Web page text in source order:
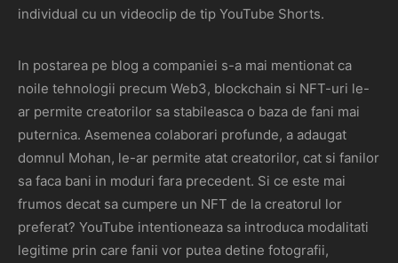
individual cu un videoclip de tip YouTube Shorts.
In postarea pe blog a companiei s-a mai mentionat ca
noile tehnologii precum Web3, blockchain si NFT-uri le-
ar permite creatorilor sa stabileasca o baza de fani mai
puternica. Asemenea colaborari profunde, a adaugat
domnul Mohan, le-ar permite atat creatorilor, cat si fanilor
sa faca bani in moduri fara precedent. Si ce este mai
frumos decat sa cumpere un NFT de la creatorul lor
preferat? YouTube intentioneaza sa introduca modalitati
legitime prin care fanii vor putea detine fotografii,